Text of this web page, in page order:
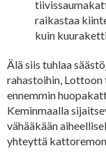
raikastaa
kuin
Älä siis tuhlaa
rahastoihin, Lottoon
ennemmin
Keminmaalla
vähääkään
yhteyttä